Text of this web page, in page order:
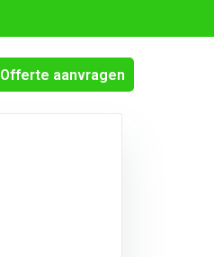
Offerte aanvragen